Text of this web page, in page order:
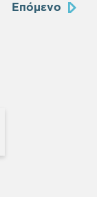
Επόμενο